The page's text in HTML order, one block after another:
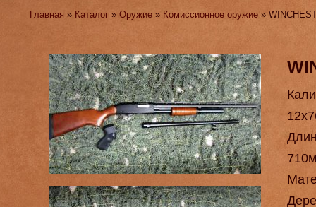
Главная » Каталог »Оружие » Комиссионное оружие »